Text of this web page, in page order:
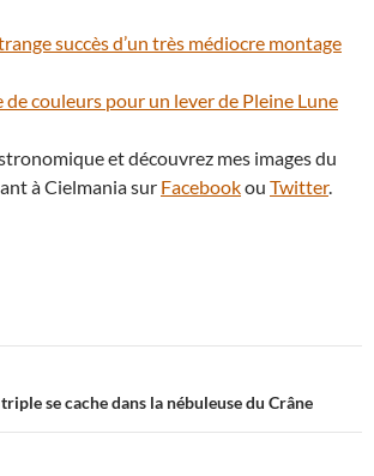
succès d’un très médiocre montage
de couleurs pour un lever de Pleine Lune
et découvrez mes images du
à Cielmania sur Facebookou Twitter.
se cache dans la nébuleuse du Crâne